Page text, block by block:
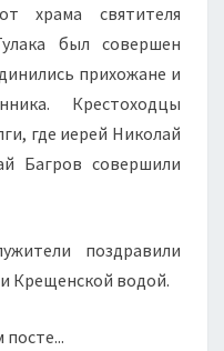
храма святителя
был совершен
прихожане и
Крестоходцы
где иерей Николай
Багров совершили
поздравили
Крещенской водой.